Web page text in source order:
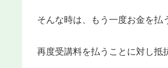
そんな時は、もう一度お金を払
再度受講料を払うことに対し抵